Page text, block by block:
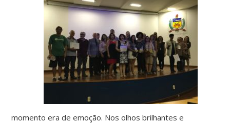
momento era de emoção. Nos olhos brilhantes e